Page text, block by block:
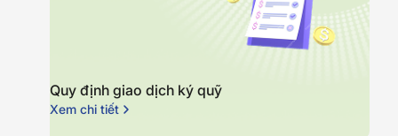
Quy định giao dịch ký quỹ
Xem chi tiết